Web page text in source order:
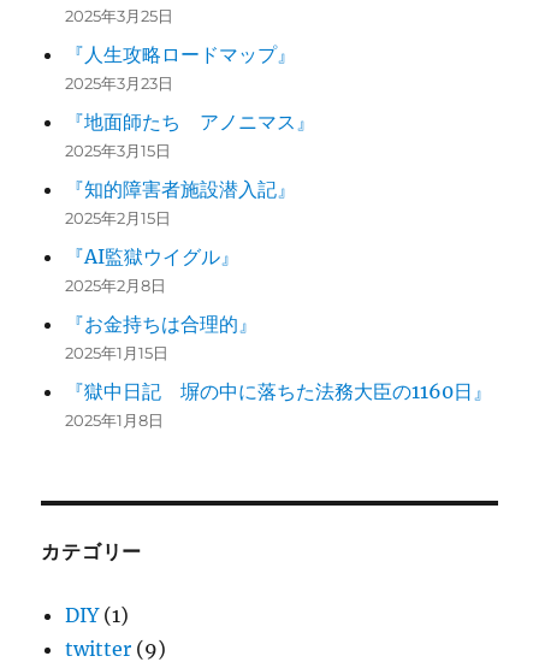
2025年3月25日
『人生攻略ロードマップ』
2025年3月23日
『地面師たち アノニマス』
2025年3月15日
『知的障害者施設潜入記』
2025年2月15日
『AI監獄ウイグル』
2025年2月8日
『お金持ちは合理的』
2025年1月15日
『獄中日記 塀の中に落ちた法務大臣の1160日』
2025年1月8日
カテゴリー
DIY(1)
twitter (9)